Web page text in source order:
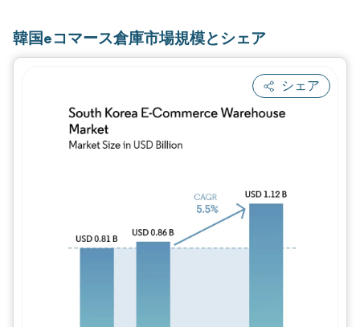
韓国eコマース倉庫市場規模とシェア
シェア